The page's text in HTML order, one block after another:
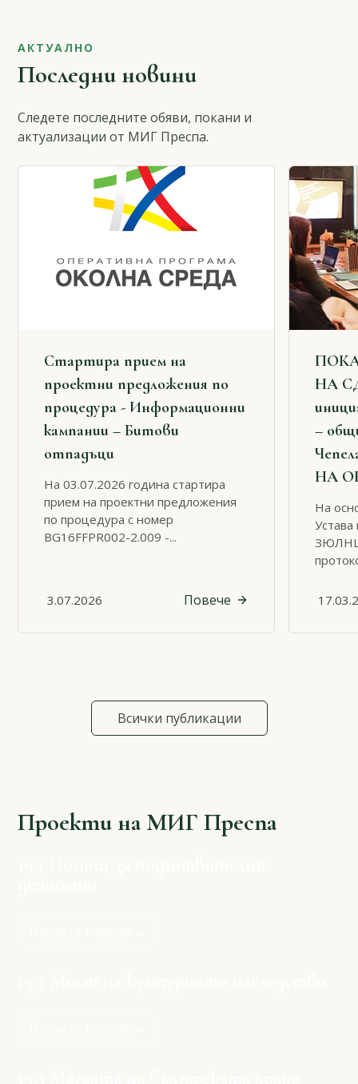
АКТУАЛНО
Последни новини
Следете последните обяви, покани и
актуализации от МИГ Преспа.
Стартира прием на
проектни предложения по
процедура - Информационни
кампании – Битови
отпадъци
На 03.07.2026 година стартира
прием на проектни предложения
по процедура с номер
BG16FFPR002-2.009 -...
3.07.2026 Повече
НА
–
НА
На
ЗЮЛНЦ
Всички публикации
Проекти на МИГ Преспа